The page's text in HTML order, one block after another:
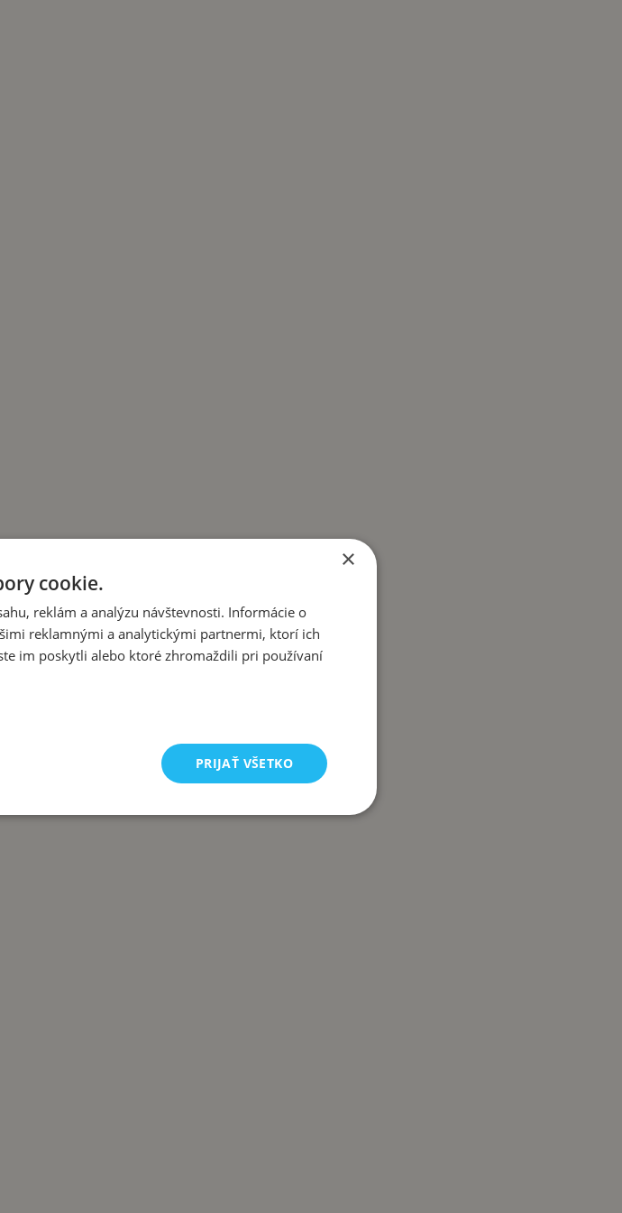
hovädzieho!
sa vždy podaria.
×
cookie.
reklám a analýzu návštevnosti. Informácie o
reklamnými a analytickými partnermi, ktorí ich
im poskytli alebo ktoré zhromaždili pri používaní
PRIJAŤ VŠETKO